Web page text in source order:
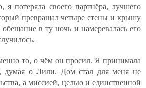
я потеряла своего партнёра, лучшего
превращал четыре стены и крышу
в ту ночь и намеревалась его
то, о чём он просил. Я принимала
думая о Лили. Дом стал для меня не
а миссией, целью и единственной